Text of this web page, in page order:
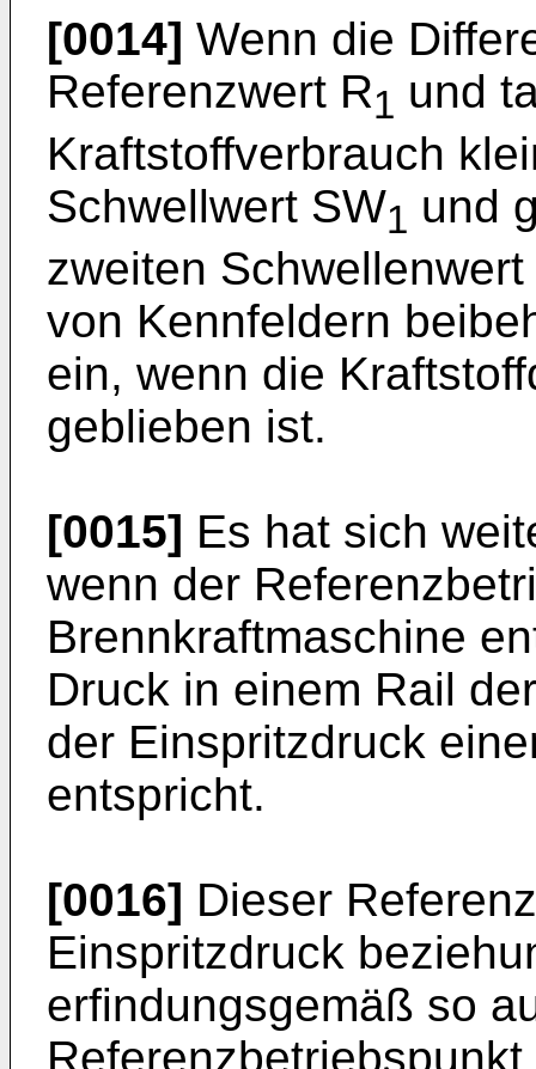
[0014] Wenn die
Referenzwert R1 und
Kraftstoffverbrauch
Schwellwert SW1 und
zweiten
von Kennfeldern
ein, wenn die
geblieben ist.
[0015] Es hat sich
wenn der
Brennkraftmaschine
Druck in einem Rail
der Einspritzdruck
entspricht.
[0016] Dieser
Einspritzdruck
erfindungsgemäß so